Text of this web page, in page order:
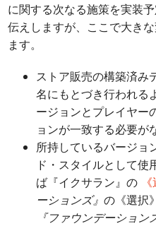
に関する次なる施策を実装
伝えしますが、ここで大き
ます。
ストア販売の構築済み
名にもとづき行われる
ージョンとプレイヤー
ョンが一致する必要が
所持しているバージョ
ド・スタイルとして使
ば『イクサラン』の
ーションズ』の《選択
『ファウンデーション